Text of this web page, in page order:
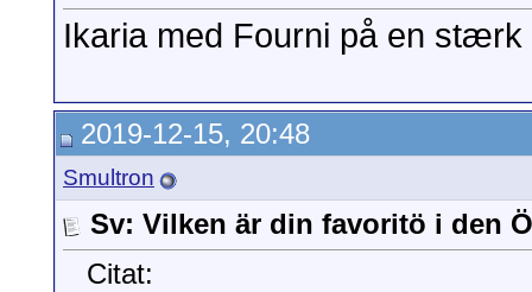
Ikaria med Fourni på en stærk
2019-12-15, 20:48
Smultron
Sv: Vilken är din favoritö i den
Citat: